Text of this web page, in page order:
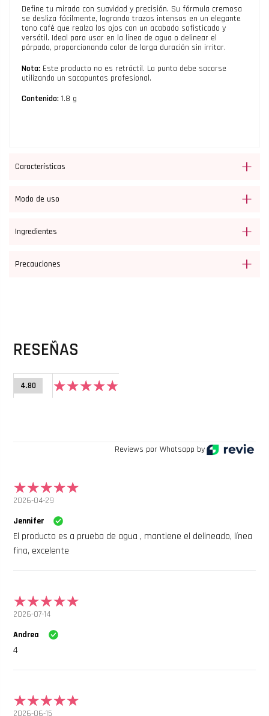
Define tu mirada con suavidad y precisión. Su fórmula cremosa
se desliza fácilmente, logrando trazos intensos en un elegante
tono café que realza los ojos con un acabado sofisticado y
versátil. Ideal para usar en la línea de agua o delinear el
párpado, proporcionando color de larga duración sin irritar.
Nota: Este producto no es retráctil. La punta debe sacarse
utilizando un sacapuntas profesional.
Contenido: 1.8 g
Características
Modo de uso
Ingredientes
Precauciones
RESEÑAS
4.80
Reviews por Whatsapp by
2026-04-29
Jennifer
El producto es a prueba de agua , mantiene el delineado, línea
fina, excelente
2026-07-14
Andrea
4
2026-06-15